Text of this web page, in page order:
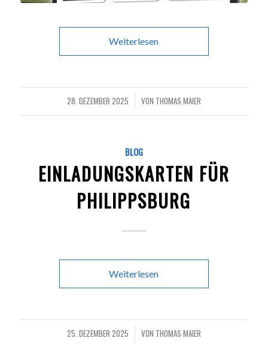
Weiterlesen
28. DEZEMBER 2025
/ VON THOMAS MAIER
BLOG
EINLADUNGSKARTEN FÜR
PHILIPPSBURG
Weiterlesen
25. DEZEMBER 2025
/ VON THOMAS MAIER